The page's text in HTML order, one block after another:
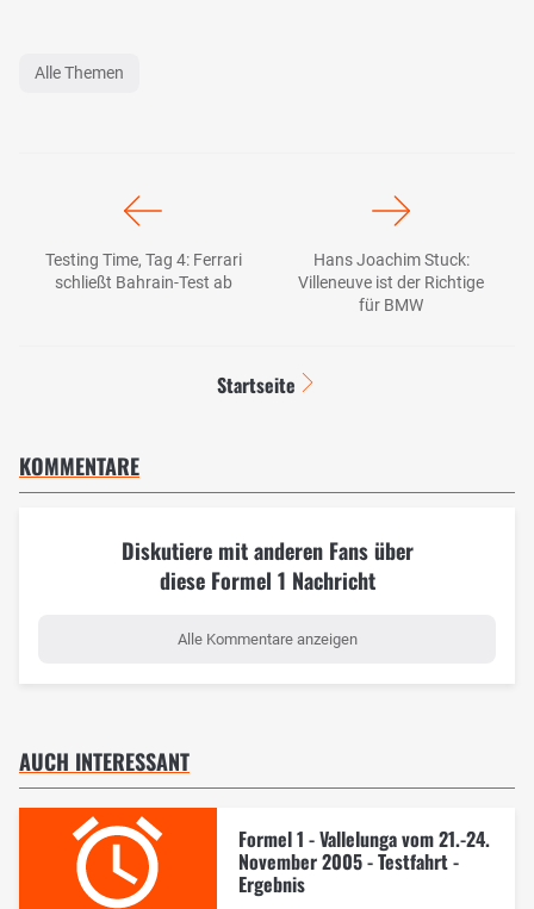
Alle Themen
Testing Time, Tag 4: Ferrari
schließt Bahrain-Test ab
Hans Joachim Stuck:
Villeneuve ist der Richtige
für BMW
Startseite
KOMMENTARE
Diskutiere mit anderen Fans über
diese Formel 1 Nachricht
Alle Kommentare anzeigen
AUCH INTERESSANT
Formel 1 - Vallelunga vom 21.-24.
November 2005 - Testfahrt -
Ergebnis